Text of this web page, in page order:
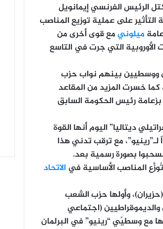
الرئيس الفرنسي إيمانويل
التأثير على عملية توزيع المناصب
ميلونيمع قوى أخرى من
الأوروبية التي جرت في التاسع
ووسطيين بينهم نواب حزب
خسرت المزيد من المقاعد
رئيس الحكومة السابق
ديتاليا” اليوم أنها القوة
الأوروبي، حيث تشغل 83 مقعداً، مقابل 81 مقعداً لـ”رينيو”، مع ترقب تدني هذا
المناصب الأساسية فيالاتحاد
وأولها حزب الشعب
(اجتماعي
مع وسطيّي “رينيو” في البرلمان